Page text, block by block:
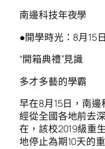
南邊科技年夜學
●開學時光：8月15日
“開箱典禮”見識
多才多藝的學霸
早在8月15日，南
經從全國各地前去
在，該校2019級重
地停止為期10天的